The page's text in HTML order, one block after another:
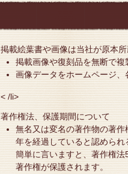
掲載絵葉書や画像は当社が原本所
掲載画像や復刻品を無断で複
画像データをホームページ
< /li>
著作権法、保護期間について
無名又は変名の著作物の著
年を経過していると認めら
簡単に言いますと、著作権
著作権が保護されます。